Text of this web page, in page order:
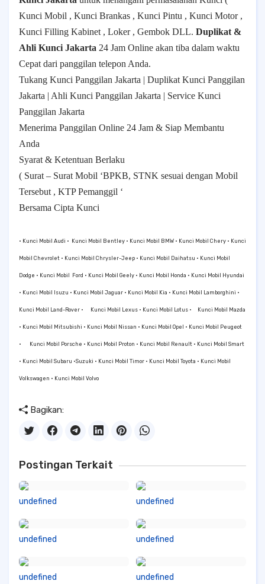
Kunci Mobil , Kunci Brankas , Kunci Pintu , Kunci Motor ,
Kunci Filling Kabinet , Loker , Gembok DLL. Duplikat &
Ahli Kunci Jakarta 24 Jam Online akan tiba dalam waktu
Cepat dari panggilan telepon Anda.
Tukang Kunci Panggilan Jakarta | Duplikat Kunci Panggilan
Jakarta | Ahli Kunci Panggilan Jakarta | Service Kunci
Panggilan Jakarta
Menerima Panggilan Online 24 Jam & Siap Membantu
Anda
Syarat & Ketentuan Berlaku
( Surat – Surat Mobil ‘BPKB, STNK sesuai dengan Mobil
Tersebut , KTP Pemanggil ‘
Bersama Cipta Kunci
• Kunci Mobil Audi • Kunci Mobil Bentley • Kunci Mobil BMW • Kunci Mobil Chery • Kunci
Mobil Chevrolet • Kunci Mobil Chrysler-Jeep • Kunci Mobil Daihatsu • Kunci Mobil
Dodge • Kunci Mobil Ford • Kunci Mobil Geely • Kunci Mobil Honda • Kunci Mobil Hyundai
• Kunci Mobil Isuzu • Kunci Mobil Jaguar • Kunci Mobil Kia • Kunci Mobil Lamborghini •
Kunci Mobil Land-Rover • Kunci Mobil Lexus • Kunci Mobil Lotus • Kunci Mobil Mazda
• Kunci Mobil Mitsubishi • Kunci Mobil Nissan • Kunci Mobil Opel • Kunci Mobil Peugeot
• Kunci Mobil Porsche • Kunci Mobil Proton • Kunci Mobil Renault • Kunci Mobil Smart
• Kunci Mobil Subaru •Suzuki • Kunci Mobil Timor • Kunci Mobil Toyota • Kunci Mobil
Volkswagen • Kunci Mobil Volvo
Bagikan:
Postingan Terkait
undefined undefined
undefined undefined
undefined undefined